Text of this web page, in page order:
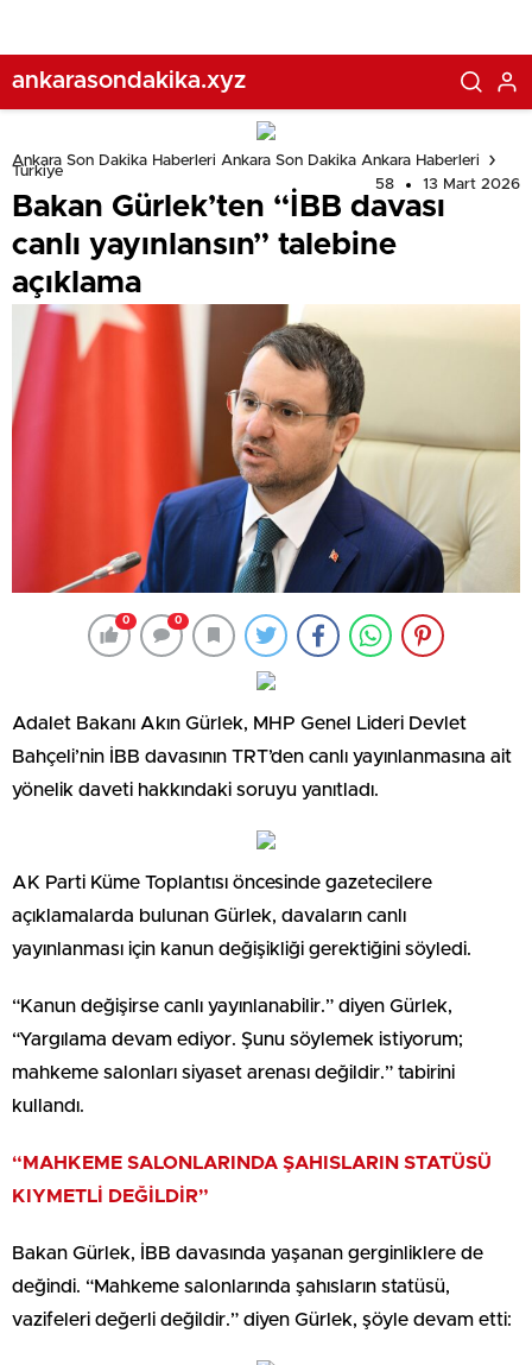
ankarasondakika.xyz
Ankara Son Dakika Haberleri Ankara Son Dakika Ankara Haberleri
Türkiye
58
13 Mart 2026
Bakan Gürlek’ten “İBB davası
canlı yayınlansın” talebine
açıklama
0 0
Adalet Bakanı Akın Gürlek, MHP Genel Lideri Devlet
Bahçeli’nin İBB davasının TRT’den canlı yayınlanmasına ait
yönelik daveti hakkındaki soruyu yanıtladı.
AK Parti Küme Toplantısı öncesinde gazetecilere
açıklamalarda bulunan Gürlek, davaların canlı
yayınlanması için kanun değişikliği gerektiğini söyledi.
“Kanun değişirse canlı yayınlanabilir.” diyen Gürlek,
“Yargılama devam ediyor. Şunu söylemek istiyorum;
mahkeme salonları siyaset arenası değildir.” tabirini
kullandı.
“MAHKEME SALONLARINDA ŞAHISLARIN STATÜSÜ
KIYMETLİ DEĞİLDİR”
Bakan Gürlek, İBB davasında yaşanan gerginliklere de
değindi. “Mahkeme salonlarında şahısların statüsü,
vazifeleri değerli değildir.” diyen Gürlek, şöyle devam etti: